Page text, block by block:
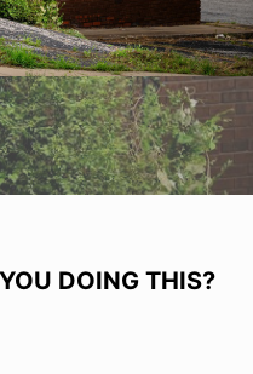
DOING THIS?